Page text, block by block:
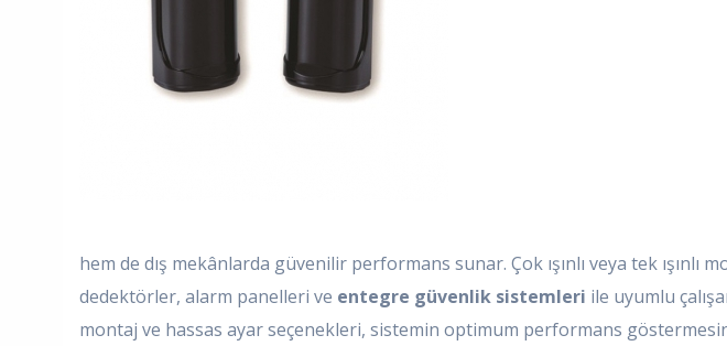
hem de dış mekânlarda güvenilir performans sunar. Çok ışınlı veya tek
dedektörler, alarm panelleri ve entegre güvenlik sistemleri ile uyumlu
montaj ve hassas ayar seçenekleri, sistemin optimum performans